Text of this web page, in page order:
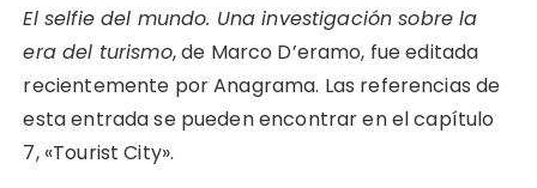
El selfie del mundo. Una investigación sobre la
era del turismo, de Marco D’eramo, fue editada
recientemente por Anagrama. Las referencias de
esta entrada se pueden encontrar en el capítulo
7, «Tourist City».